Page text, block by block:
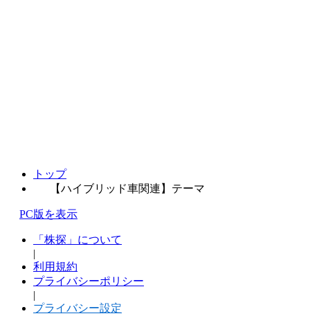
トップ
【ハイブリッド車関連】テーマ
PC版を表示
「株探」について
|
利用規約
プライバシーポリシー
|
プライバシー設定